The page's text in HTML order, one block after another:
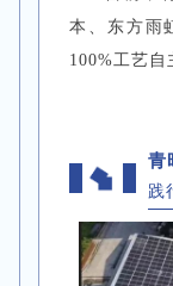
本、东方雨
100%工艺
青
践